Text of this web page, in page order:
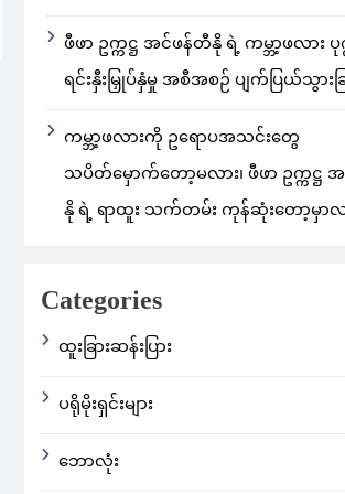
ဖီဖာ ဥက္ကဋ္ဌ အင်ဖန်တီနို ရဲ့ ကမ္ဘာ့ဖလား
ရင်းနှီးမြှုပ်နှံမှု အစီအစဉ် ပျက်ပြယ်သွားခ
ကမ္ဘာ့ဖလားကို ဥရောပအသင်းတွေ
သပိတ်မှောက်တော့မလား၊ ဖီဖာ ဥက္ကဋ္ဌ
နို ရဲ့ ရာထူး သက်တမ်း ကုန်ဆုံးတော့မှာလ
Categories
ထူးခြားဆန်းပြား
ပရိုမိုးရှင်းများ
ဘောလုံး